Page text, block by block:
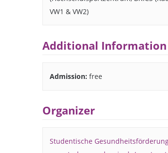
VW1 & VW2)
Additional Information
Admission: free
Organizer
Studentische Gesundheitsförderung